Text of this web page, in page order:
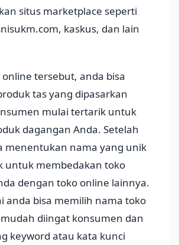
situs marketplace seperti
kaskus, dan lain
tersebut, anda bisa
tas yang dipasarkan
mulai tertarik untuk
dagangan Anda. Setelah
menentukan nama yang unik
untuk membedakan toko
dengan toko online lainnya.
anda bisa memilih nama toko
diingat konsumen dan
keyword atau kata kunci